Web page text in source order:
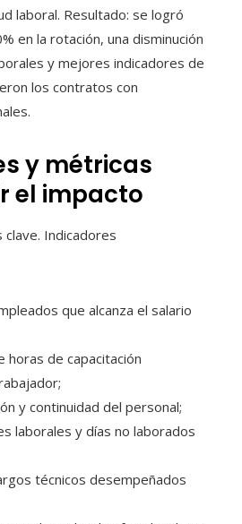
laboral. Resultado: se logró
en la rotación, una disminución
y mejores indicadores de
los contratos con
y métricas
el impacto
Indicadores
que alcanza el salario
horas de capacitación
y continuidad del personal;
laborales y días no laborados
técnicos desempeñados